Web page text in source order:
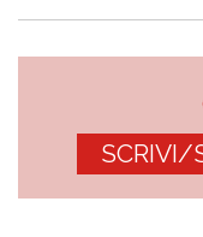
SCRIVI/